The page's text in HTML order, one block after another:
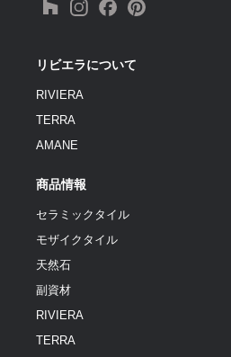
リビエラについて
RIVIERA
TERRA
AMANE
商品情報
セラミックタイル
モザイクタイル
天然石
副資材
RIVIERA
TERRA